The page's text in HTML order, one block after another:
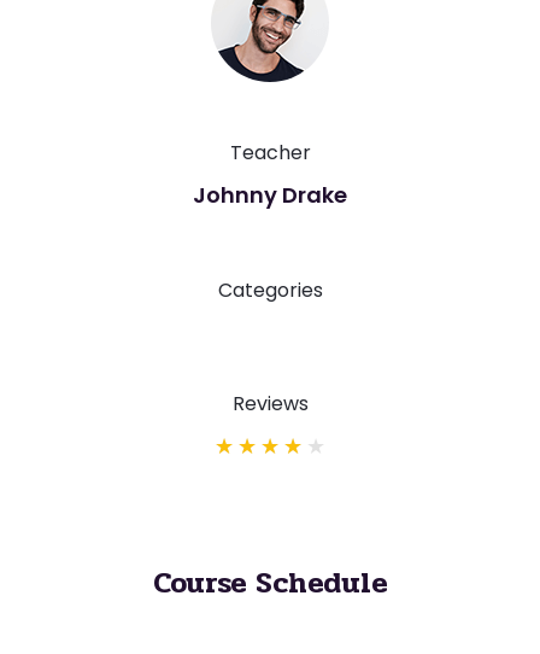
Teacher
Johnny Drake
Categories
Reviews
★ ★ ★ ★ ★
Course Schedule